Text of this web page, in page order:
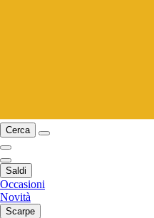
Cerca
Saldi
Occasioni
Novità
Scarpe